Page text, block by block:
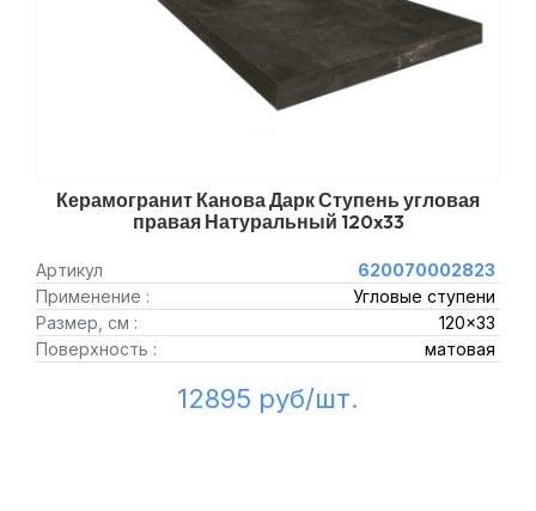
Керамогранит Канова Дарк Ступень угловая
правая Натуральный 120x33
Артикул
620070002823
Применение :
Угловые ступени
Размер, см :
120x33
Поверхность :
матовая
12895 руб/шт.